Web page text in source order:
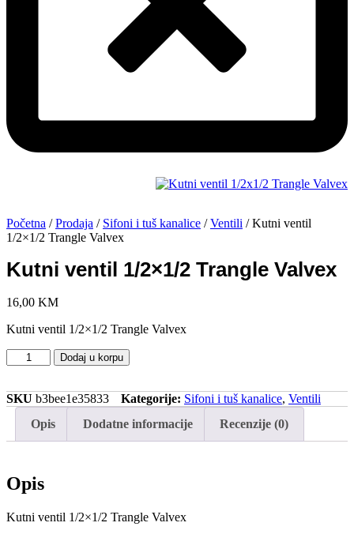
Početna /Prodaja / Sifoni i tuš kanalice /Ventili / Kutni ventil
1/2×1/2 Trangle Valvex
Kutni ventil 1/2×1/2 Trangle Valvex
16,00 KM
Kutni ventil 1/2×1/2 Trangle Valvex
Kutni
ventil
Trangle
Valvex
količina
Dodaj u korpu
SKU b3bee1e35833 Kategorije: Sifoni i tuš kanalice, Ventili
Opis
Dodatne informacije Recenzije (0)
Opis
Kutni ventil 1/2×1/2 Trangle Valvex